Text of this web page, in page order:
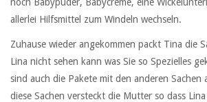
allerlei Hilfsmittel zum Windeln wechseln.
Zuhause wieder angekommen packt Tina die
Lina nicht sehen kann was Sie so Spezielles
sind auch die Pakete mit den anderen Sachen
diese Sachen versteckt die Mutter so dass